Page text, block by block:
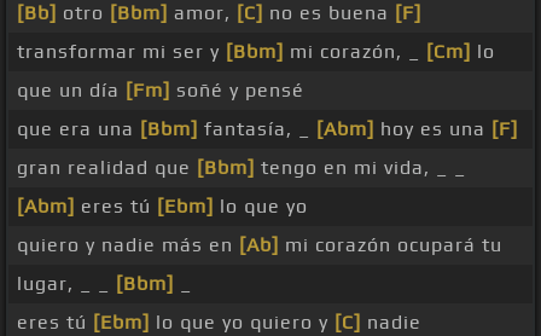
[Bb] otro [Bbm] amor, [C] no es buena [F]
transformar mi ser y [Bbm] mi corazón, _ [Cm] lo
que un día [Fm] soñé y pensé
que era una [Bbm] fantasía, _ [Abm] hoy es una [F]
gran realidad que [Bbm] tengo en mi vida, _ _
[Abm] eres tú [Ebm] lo que yo
quiero y nadie más en [Ab] mi corazón ocupará tu
lugar, _ _
[Bbm]
eres tú [Ebm] lo que yo quiero y [C] nadie